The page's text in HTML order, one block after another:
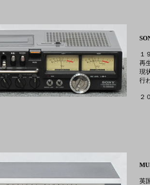
１
再
現
行
２
英